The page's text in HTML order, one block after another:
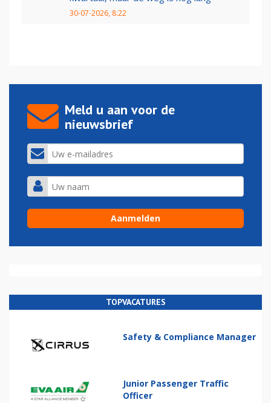
30-07-2026, 8:22
Meld u aan voor de
nieuwsbrief
TOPVACATURES
Safety & Compliance Manager
Junior Passenger Traffic
Officer